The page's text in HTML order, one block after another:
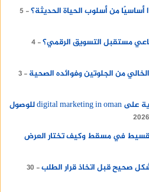
أساسيًا من أسلوب الحياة الحديثة؟
5
مستقبل التسويق الرقمي؟ 4
من الجلوتين وفوائده الصحية
3
لماذا تعتمد المؤسسات الإخبارية على digital marketing in oman للوصول
في مسقط وكيف تختار العرض
صحيح قبل اتخاذ قرار الطلب
30